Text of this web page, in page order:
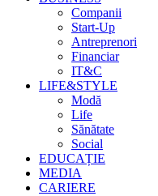
Companii
Start-Up
Antreprenori
Financiar
IT&C
LIFE&STYLE
Modă
Life
Sănătate
Social
EDUCAȚIE
MEDIA
CARIERE